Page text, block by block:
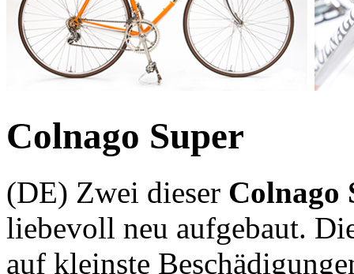
Colnago Super
(DE) Zwei dieser Colnago
liebevoll neu aufgebaut.
auf kleinste